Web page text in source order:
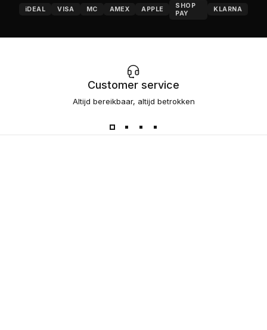
iDEAL VISA MC AMEX APPLE
SHOP
PAY
KLARNA
Customer service
Altijd bereikbaar, altijd betrokken